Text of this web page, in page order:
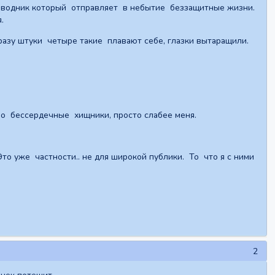
который отправляет в небытие беззащитные жизни.
штуки четыре такие плавают себе, глазки вытаращили.
бессердечные хищники, просто слабее меня.
частности.. не для широкой публики. То что я с ними
2